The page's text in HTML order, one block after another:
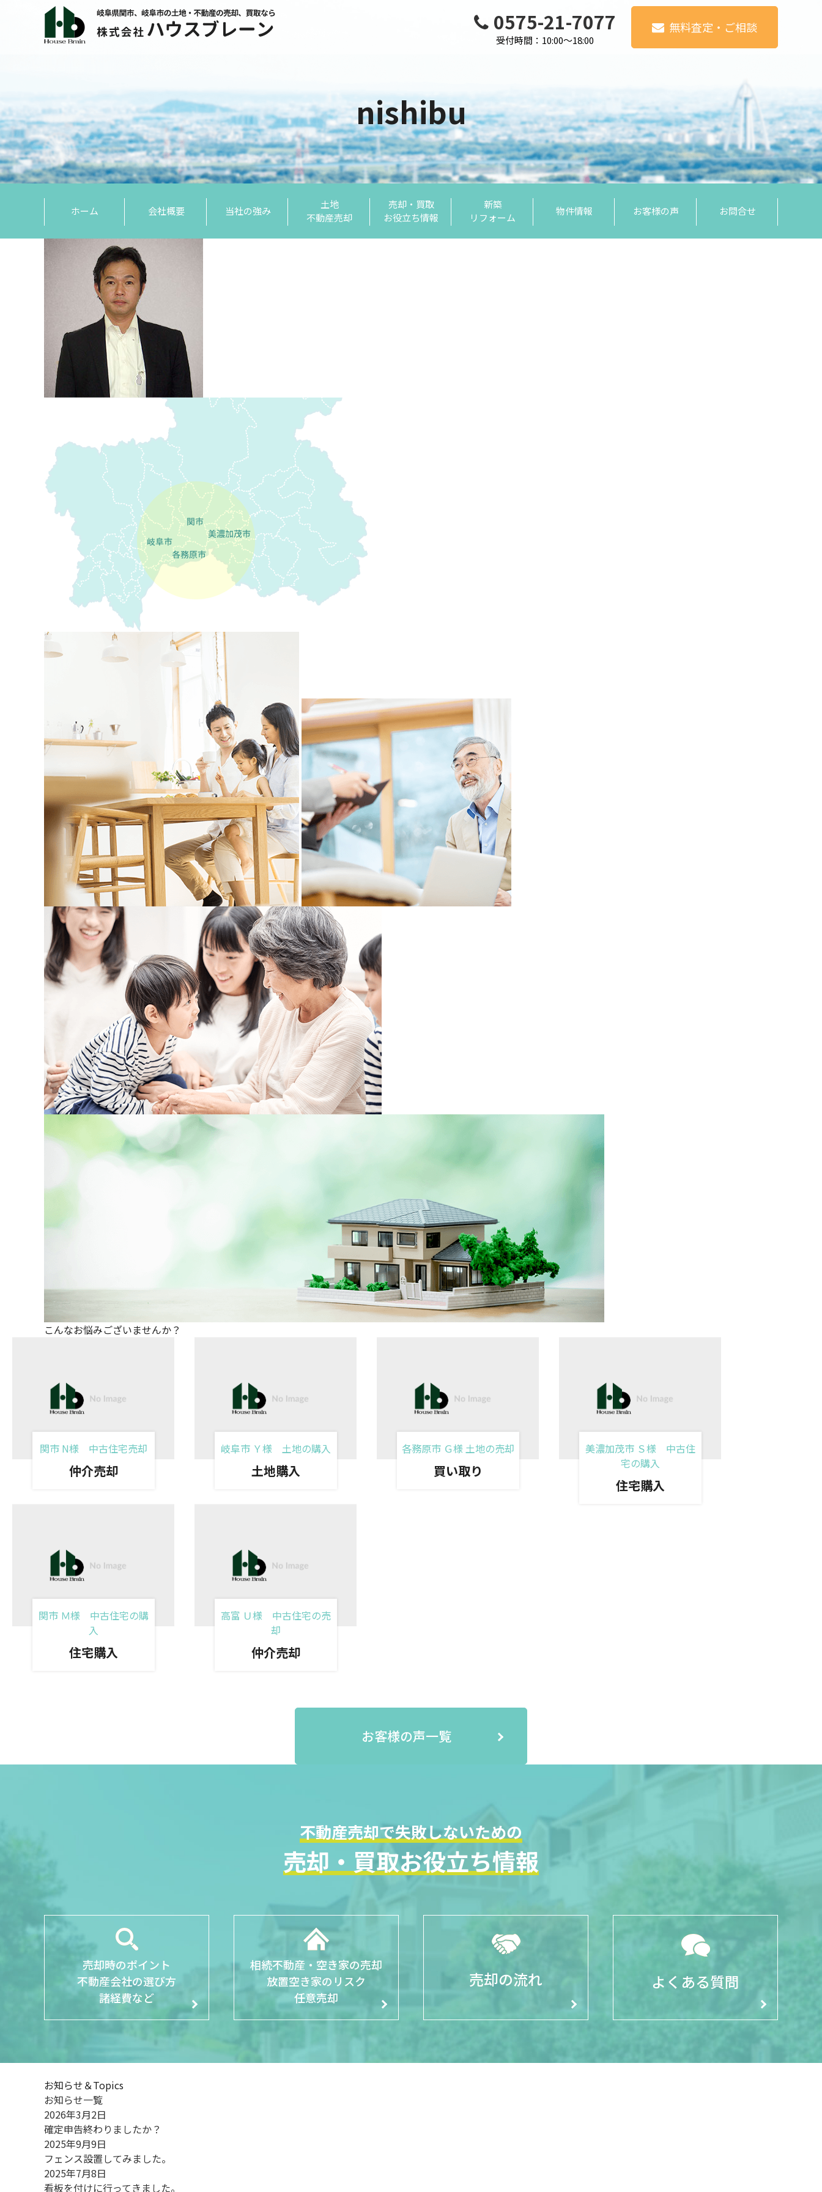
0575-21-7077
受付時間：10:00～18:00
無料査定・ご相談
nishibu
ホーム 会社概要 当社の強み
土地
不動産売却
売却・買取
お役立ち情報
新築
リフォーム
物件情報 お客様の声 お問合せ
こんなお悩みございませんか？
関市 N様 中古住宅売却
仲介売却
岐阜市 Ｙ様 土地の購入
土地購入
各務原市 Ｇ様 土地の売却
買い取り
美濃加茂市 Ｓ様 中古住
宅の購入
住宅購入
関市 Ｍ様 中古住宅の購
入
住宅購入
高富 Ｕ様 中古住宅の売
却
仲介売却
お客様の声一覧
不動産売却で失敗しないための
売却・買取お役立ち情報
売却時のポイント
不動産会社の選び方
諸経費など
相続不動産・空き家の売却
放置空き家のリスク
任意売却
売却の流れ よくある質問
お知らせ＆Topics
お知らせ一覧
2026年3月2日
確定申告終わりましたか？
2025年9月9日
フェンス設置してみました。
2025年7月8日
看板を付けに行ってきました。